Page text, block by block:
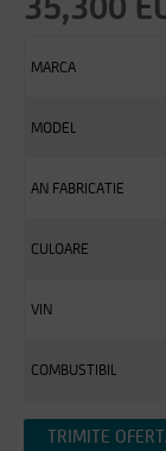
35,300
MARCA
MODEL
AN FABRICATIE
CULOARE
VIN
COMBUSTIBIL
TRIMITE